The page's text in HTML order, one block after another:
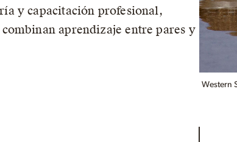
y capacitación profesional,
aprendizaje entre pares y
Western